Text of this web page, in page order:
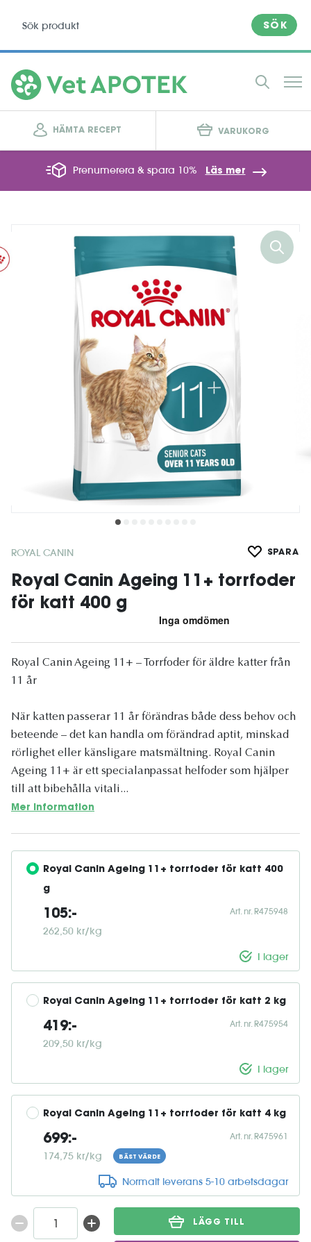
SÖK
HÄMTA RECEPT VARUKORG
Prenumerera & spara 10% Läs mer
ROYAL CANIN SPARA
Royal Canin Ageing 11+ torrfoder
för katt 400 g
Royal Canin Ageing 11+ – Torrfoder för äldre katter från
11 år
När katten passerar 11 år förändras både dess behov och
beteende – det kan handla om förändrad aptit, minskad
rörlighet eller känsligare matsmältning. Royal Canin
Ageing 11+ är ett specialanpassat helfoder som hjälper
till att bibehålla vitali...
Mer information
Royal Canin Ageing 11+ torrfoder för katt 400
g
105:-
262,50 kr/kg
Art. nr. R475948
I lager
Royal Canin Ageing 11+ torrfoder för katt 2 kg
419:-
209,50 kr/kg
Art. nr. R475954
I lager
Royal Canin Ageing 11+ torrfoder för katt 4 kg
699:-
174,75 kr/kg BÄST VÄRDE
Art. nr. R475961
Normalt leverans 5-10 arbetsdagar
LÄGG TILL